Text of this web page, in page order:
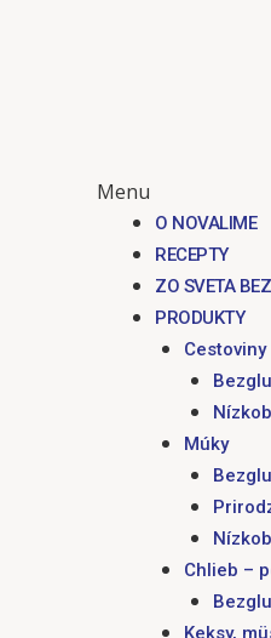
Menu
O NOVALIME
RECEPTY
ZO SVETA
PRODUKTY
Cestoviny
Múky
Chlieb –
Keksy,